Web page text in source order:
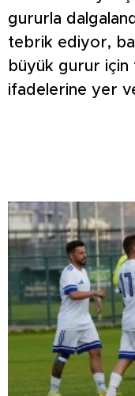
gururla
tebrik ediyor,
büyük gurur
ifadelerine yer